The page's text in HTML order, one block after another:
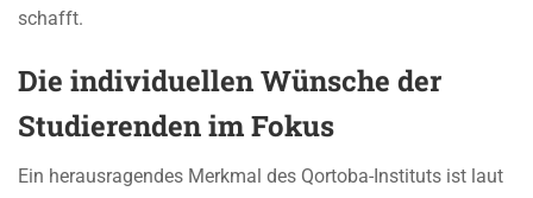
schafft.
Die individuellen Wünsche der
Studierenden im Fokus
Ein herausragendes Merkmal des Qortoba-Instituts ist laut